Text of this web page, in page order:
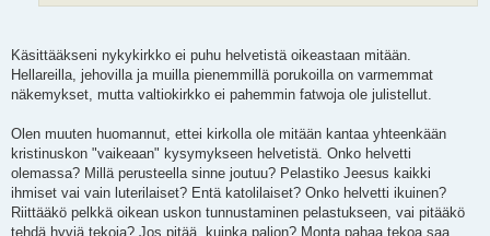
Käsittääkseni nykykirkko ei puhu helvetistä oikeastaan mitään.
Hellareilla, jehovilla ja muilla pienemmillä porukoilla on varmemmat
näkemykset, mutta valtiokirkko ei pahemmin fatwoja ole julistellut.
Olen muuten huomannut, ettei kirkolla ole mitään kantaa yhteenkään
kristinuskon "vaikeaan" kysymykseen helvetistä. Onko helvetti
olemassa? Millä perusteella sinne joutuu? Pelastiko Jeesus kaikki
ihmiset vai vain luterilaiset? Entä katolilaiset? Onko helvetti ikuinen?
Riittääkö pelkkä oikean uskon tunnustaminen pelastukseen, vai pitääkö
tehdä hyviä tekoja? Jos pitää, kuinka paljon? Monta pahaa tekoa saa